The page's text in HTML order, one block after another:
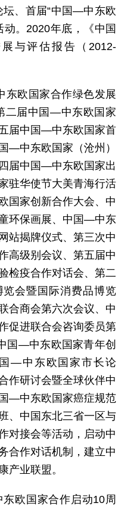
坛、首届“中国—中东欧
动。2020年底，《中国
与评估报告（2012-
东欧国家合作绿色发展
二届中国—中东欧国家
届中国—中东欧国家首
—中东欧国家（沧州）
届中国—中东欧国家出
驻华使节大美青海行活
国家创新合作大会、中
环保画展、中国—中东
站揭牌仪式、第三次中
高级别会议、第五届中
检疫合作对话会、第二
会暨国际消费品博览
合商会第六次会议、中
促进联合会咨询委员第
国—中东欧国家青年创
—中东欧国家市长论
作研讨会暨全球伙伴中
—中东欧国家癌症规范
、中国东北三省一区与
对接会等活动，启动中
合作对话机制，建立中
产业联盟。
欧国家合作启动10周